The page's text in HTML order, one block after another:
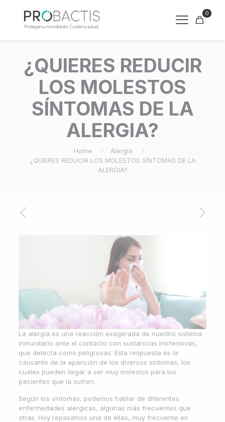
0
¿QUIERES REDUCIR
LOS MOLESTOS
SÍNTOMAS DE LA
ALERGIA?
Home
Alergia
¿QUIERES REDUCIR LOS MOLESTOS SÍNTOMAS DE LA
ALERGIA?
La alergia es una reacción exagerada de nuestro sistema
inmunitario ante el contacto con sustancias inofensivas,
que detecta como peligrosas. Esta respuesta es la
causante de la aparición de los diversos síntomas, los
cuales pueden llegar a ser muy molestos para los
pacientes que la sufren.
Según los síntomas, podemos hablar de diferentes
enfermedades alérgicas, algunas más frecuentes que
otras. Hoy repasamos una de ellas, muy frecuente en